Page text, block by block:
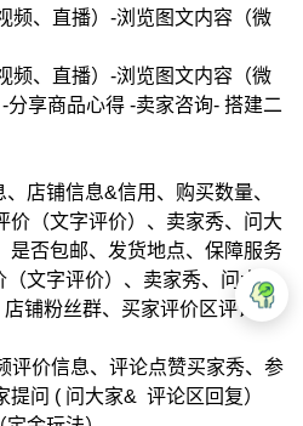
频、直播）-浏览图文内容（微
频、直播）-浏览图文内容（微
享商品心得 -卖家咨询- 搭建二
店铺信息&信用、购买数量、
价（文字评价）、卖家秀、问大
是否包邮、发货地点、保障服务
文字评价）、卖家秀、问大
铺粉丝群、买家评价区评论&
评价信息、评论点赞买家秀、参
问 ( 问大家& 评论区回复）